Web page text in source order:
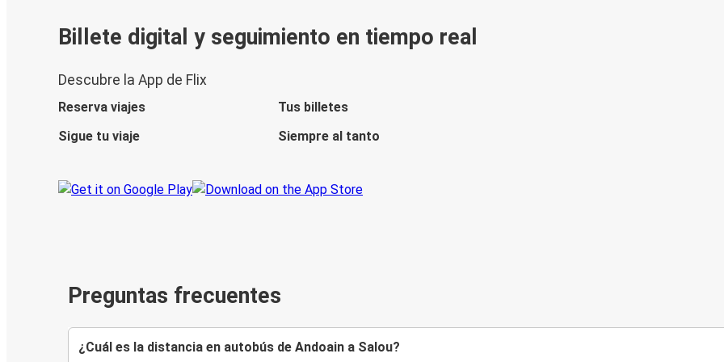
Billete digital y seguimiento en tiempo real
Descubre la App de Flix
Reserva viajes
Tus billetes
Sigue tu viaje
Siempre al tanto
Preguntas frecuentes
¿Cuál es la distancia en autobús de Andoain a Salou?